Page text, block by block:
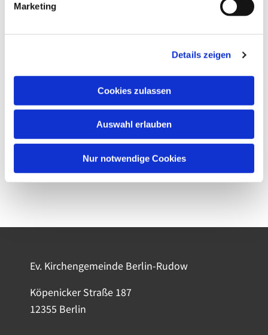
Marketing
Details zeigen
Cookies zulassen
Auswahl erlauben
Nur notwendige Cookies
Ev. Kirchengemeinde Berlin-Rudow
Köpenicker Straße 187
12355 Berlin